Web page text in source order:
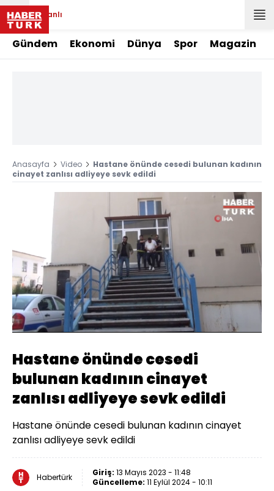
Canlı
Gündem Ekonomi Dünya Spor Magazin
Anasayfa Video
Hastane önünde cesedi bulunan kadının
cinayet zanlısı adliyeye sevk edildi
Sesi
Aç
Yüklendi:
35.24%
Oynatma
Hızı
Hastane önünde cesedi
bulunan kadının cinayet
zanlısı adliyeye sevk edildi
Hastane önünde cesedi bulunan kadının cinayet
zanlısı adliyeye sevk edildi
Habertürk Giriş: 13 Mayıs 2023 - 11:48
Güncelleme: 11 Eylül 2024 - 10:11